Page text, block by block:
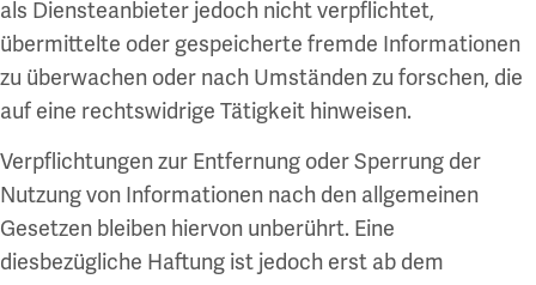
als Diensteanbieter jedoch nicht verpflichtet,
übermittelte oder gespeicherte fremde Informationen
zu überwachen oder nach Umständen zu forschen, die
auf eine rechtswidrige Tätigkeit hinweisen.
Verpflichtungen zur Entfernung oder Sperrung der
Nutzung von Informationen nach den allgemeinen
Gesetzen bleiben hiervon unberührt. Eine
diesbezügliche Haftung ist jedoch erst ab dem